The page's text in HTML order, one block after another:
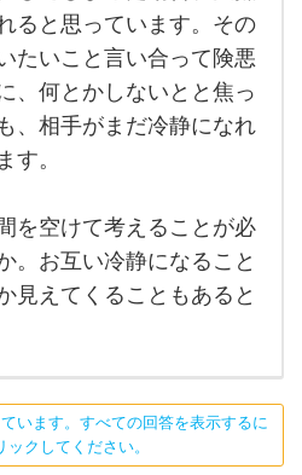
ると思っています。その
たいこと言い合って険悪
、何とかしないとと焦っ
、相手がまだ冷静になれ
す。
を空けて考えることが必
。お互い冷静になること
見えてくることもあると
います。すべての回答を表示するに
ックしてください。